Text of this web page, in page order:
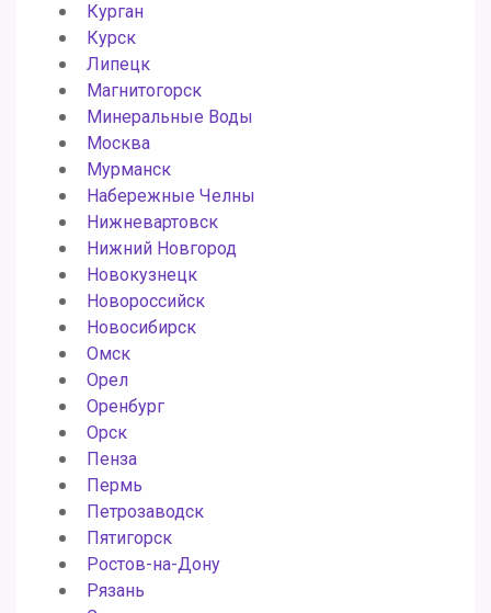
Курган
Курск
Липецк
Магнитогорск
Минеральные Воды
Москва
Мурманск
Набережные Челны
Нижневартовск
Нижний Новгород
Новокузнецк
Новороссийск
Новосибирск
Омск
Орел
Оренбург
Орск
Пенза
Пермь
Петрозаводск
Пятигорск
Ростов-на-Дону
Рязань